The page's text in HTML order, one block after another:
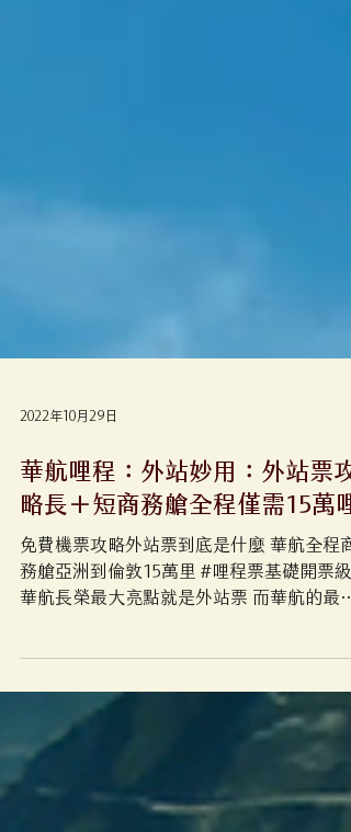
2022年10月29日
免費機票攻略外站票到底是什麼 華航全程商
務艙亞洲到倫敦15萬里 #哩程票基礎開票級
華航長榮最大亮點就是外站票 而華航的最大
亮點就是放票不囉唆 這張我出差去香港後，
乾脆從香港開一張外站 香港 - 台北 - 倫敦 倫